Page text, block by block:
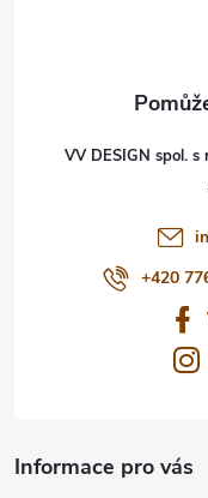
VV DESIGN spol.
+420
Informace pro vás